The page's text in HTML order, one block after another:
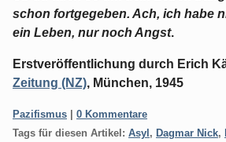
schon fortgegeben. Ach, ich habe
ein Leben, nur noch Angst.
Erstveröffentlichung durch Erich
Zeitung (NZ), München, 1945
Kategorien:
Pazifismus
0 Kommentare
Tags für diesen Artikel: Asyl , Dagmar Nick,